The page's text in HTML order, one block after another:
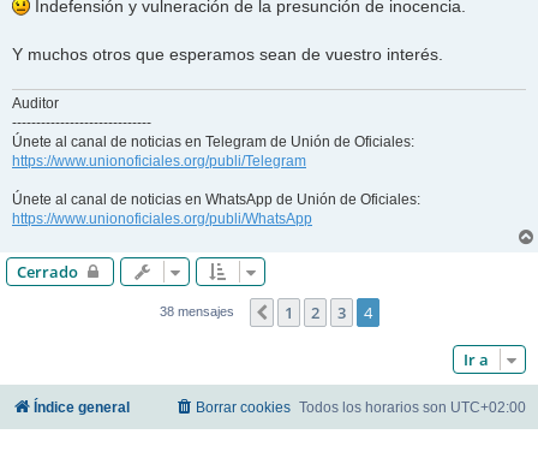
Indefensión y vulneración de la presunción de inocencia.
Y muchos otros que esperamos sean de vuestro interés.
Auditor
-----------------------------
Únete al canal de noticias en Telegram de Unión de Oficiales:
https://www.unionoficiales.org/publi/Telegram
Únete al canal de noticias en WhatsApp de Unión de Oficiales:
https://www.unionoficiales.org/publi/WhatsApp
Cerrado
38 mensajes Anterior
1 2 3 4
Ir a
Índice general Todos los horarios son UTC+02:00
Borrar cookies